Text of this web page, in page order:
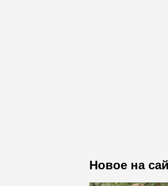
Новое на